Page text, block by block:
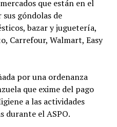
que están en el
góndolas de
bazar y juguetería,
Carrefour, Walmart, Easy
por una ordenanza
que exime del pago
a las actividades
durante el ASPO.